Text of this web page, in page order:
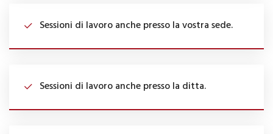
Sessioni di lavoro anche presso la vostra sede.
Sessioni di lavoro anche presso la ditta.